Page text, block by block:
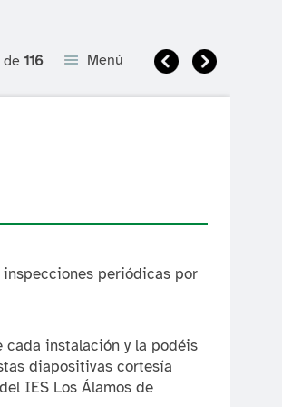
Menú Anterior
de 116
periódicas por
instalación y la podéis
diapositivas cortesía
IES Los Álamos de